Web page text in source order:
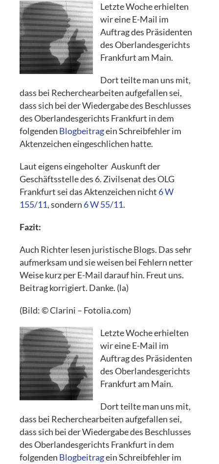
Letzte Woche erhielten
wir eine E-Mail im
Auftrag des Präsidenten
des Oberlandesgerichts
Frankfurt am Main.
Dort teilte man uns mit,
dass bei Recherchearbeiten aufgefallen sei,
dass sich bei der Wiedergabe des Beschlusses
des Oberlandesgerichts Frankfurt in dem
folgenden Blogbeitragein Schreibfehler im
Aktenzeichen eingeschlichen hatte.
Laut eigens eingeholter Auskunft der
Geschäftsstelle des 6. Zivilsenat des OLG
Frankfurt sei das Aktenzeichen nicht 6 W
155/11, sondern 6 W 55/11.
Fazit:
Auch Richter lesen juristische Blogs. Das sehr
aufmerksam und sie weisen bei Fehlern netter
Weise kurz per E-Mail darauf hin. Freut uns.
Beitrag korrigiert. Danke. (la)
(Bild: © Clarini – Fotolia.com)
Letzte Woche erhielten
wir eine E-Mail im
Auftrag des Präsidenten
des Oberlandesgerichts
Frankfurt am Main.
Dort teilte man uns mit,
dass bei Recherchearbeiten aufgefallen sei,
dass sich bei der Wiedergabe des Beschlusses
des Oberlandesgerichts Frankfurt in dem
folgenden Blogbeitragein Schreibfehler im